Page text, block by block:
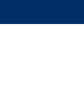
use up and down